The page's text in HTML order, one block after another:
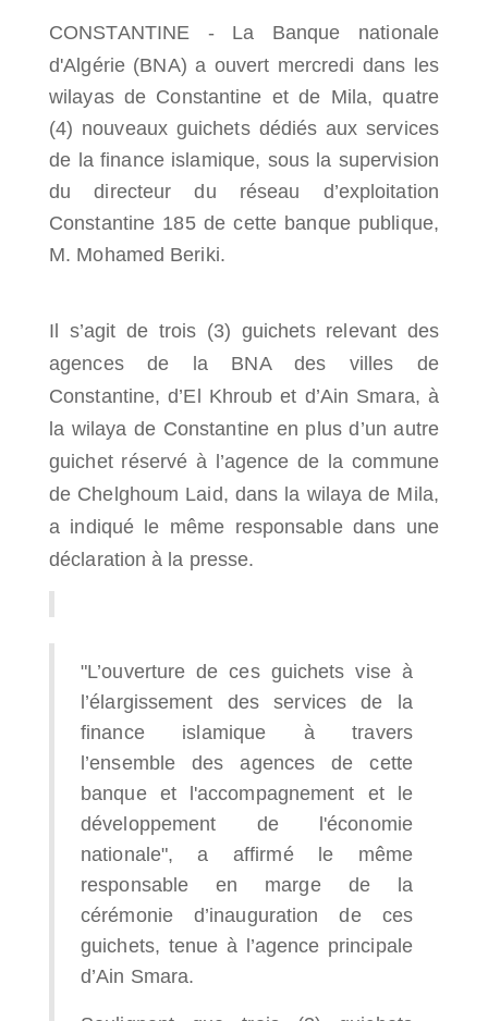
CONSTANTINE - La Banque nationale
d'Algérie (BNA) a ouvert mercredi dans les
wilayas de Constantine et de Mila, quatre
(4) nouveaux guichets dédiés aux services
de la finance islamique, sous la supervision
du directeur du réseau d’exploitation
Constantine 185 de cette banque publique,
M. Mohamed Beriki.
Il s’agit de trois (3) guichets relevant des
agences de la BNA des villes de
Constantine, d’El Khroub et d’Ain Smara, à
la wilaya de Constantine en plus d’un autre
guichet réservé à l’agence de la commune
de Chelghoum Laid, dans la wilaya de Mila,
a indiqué le même responsable dans une
déclaration à la presse.
"L’ouverture de ces guichets vise à
l’élargissement des services de la
finance islamique à travers
l’ensemble des agences de cette
banque et l'accompagnement et le
développement de l'économie
nationale", a affirmé le même
responsable en marge de la
cérémonie d’inauguration de ces
guichets, tenue à l’agence principale
d’Ain Smara.